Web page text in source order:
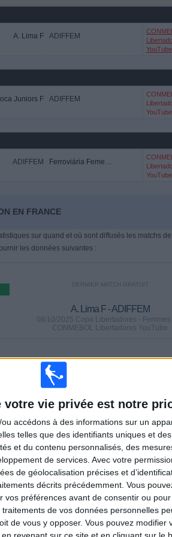
votre vie privée est notre
accédons à des informations sur un
telles que des identifiants uniques et
et du contenu personnalisés, des
de services. Avec votre
de géolocalisation précises et
décrits précédemment. Vous
vos préférences avant de consentir ou
de vos données personnelles
de vous y opposer. Vous pouvez modifier
revenant sur ce site et en cliquant sur le
A. Lima F ADIFFEM
YouTube
Juniors F ADIFFEM
YouTube
ADIFFEM Ferroviária Femenino
YouTube
EN FRANCE
sur quand et où sont diffusés les matchs de
les données suivantes :
DERNIER MATCH GRATUIT
A. Lima F - ADIFFEM
08/10/2025 Copa Libertadores - Femmes
CONMEBOL Libertadores YouTube
CHAÎNES
SANS MATCH
MATCHS
CONSECUTIFS
3
1
VS Boca
Juniors F
1
PAR COMPÉTITIONS
Copa Libertadores - Femmes 3 (100%)